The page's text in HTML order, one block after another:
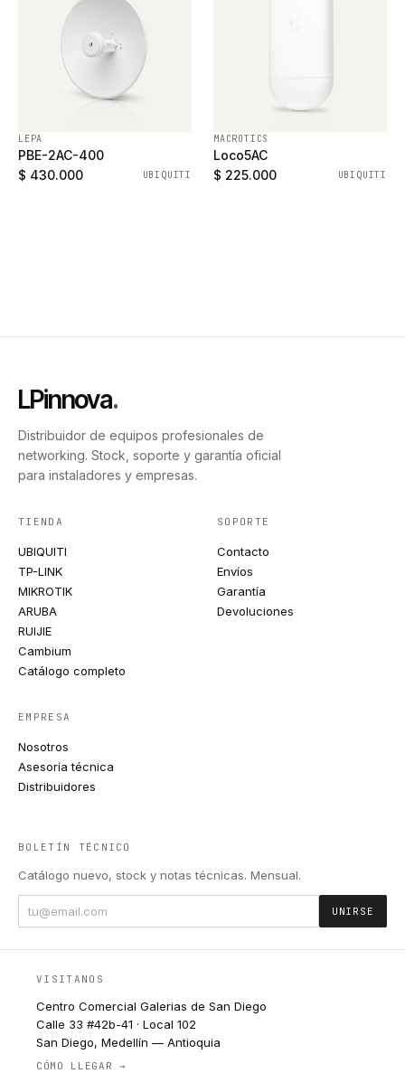
LEPA
PBE-2AC-400
$ 430.000
UBIQUITI
MACROTICS
Loco5AC
$ 225.000
UBIQUITI
LPinnova.
Distribuidor de equipos profesionales de
networking. Stock, soporte y garantía oficial
para instaladores y empresas.
TIENDA
UBIQUITI
TP-LINK
MIKROTIK
ARUBA
RUIJIE
Cambium
Catálogo completo
SOPORTE
Contacto
Envíos
Garantía
Devoluciones
EMPRESA
Nosotros
Asesoría técnica
Distribuidores
BOLETÍN TÉCNICO
Catálogo nuevo, stock y notas técnicas. Mensual.
UNIRSE
VISITANOS
Centro Comercial Galerias de San Diego
Calle 33 #42b-41 · Local 102
San Diego, Medellín — Antioquia
CÓMO LLEGAR →